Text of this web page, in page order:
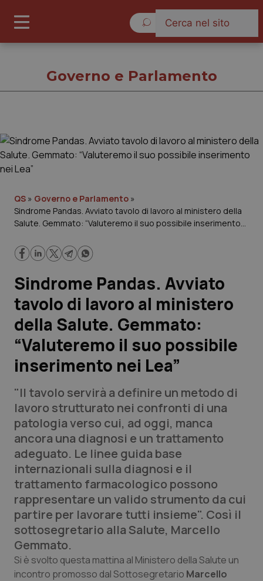
Cronache
Governo e Parlamento
Regioni e Asl
Lavoro e Professioni
Scienza e Farmaci
Studi e Analisi
Lettere al direttore
QS Pro
Professionisti Sanitari.AI
Abruzzo
Basilicata
Calabria
Campania
QS Pro Gold
Artrite & artrosi
Asma & BPCO
Car-T
QS Club Newsletter
Governo e Parlamento
QS » Governo e Parlamento »
Sindrome Pandas. Avviato tavolo di lavoro al ministero della
Salute. Gemmato: “Valuteremo il suo possibile inserimento
Sindrome Pandas. Avviato
tavolo di lavoro al ministero
della Salute. Gemmato:
“Valuteremo il suo possibile
inserimento nei Lea”
"Il tavolo servirà a definire un metodo di
lavoro strutturato nei confronti di una
patologia verso cui, ad oggi, manca
ancora una diagnosi e un trattamento
adeguato. Le linee guida base
internazionali sulla diagnosi e il
trattamento farmacologico possono
rappresentare un valido strumento da cui
partire per lavorare tutti insieme". Così il
sottosegretario alla Salute, Marcello
Gemmato.
Si è svolto questa mattina al Ministero della Salute un
incontro promosso dal Sottosegretario Marcello